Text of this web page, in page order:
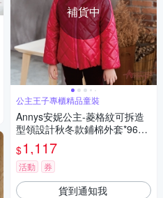
補貨中
公主王子專櫃精品童裝
Annys安妮公主-菱格紋可拆造
型領設計秋冬款鋪棉外套*9682
紅色
$1,117
活動 券
貨到通知我